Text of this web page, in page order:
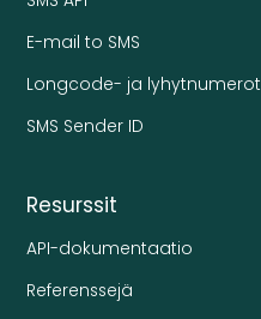
E-mail to SMS
Longcode- ja lyhytnumerot
SMS Sender ID
Resurssit
API-dokumentaatio
Referenssejä